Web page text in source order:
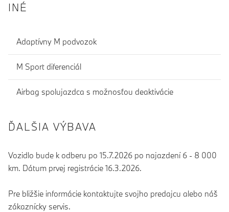
INÉ
Adaptívny M podvozok
M Sport diferenciál
Airbag spolujazdca s možnosťou deaktivácie
ĎALŠIA VÝBAVA
Vozidlo bude k odberu po 15.7.2026 po najazdení 6 - 8 000
km. Dátum prvej registrácie 16.3.2026.
Pre bližšie informácie kontaktujte svojho predajcu alebo náš
zákaznícky servis.